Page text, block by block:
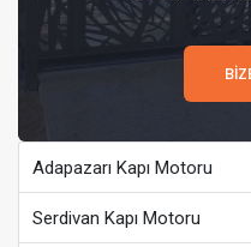
Adapazarı Kapı Motoru
Serdivan Kapı Motoru